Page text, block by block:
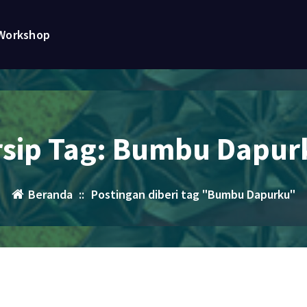
Tag: Bumbu
Beranda :: Postingan diberi tag "Bumbu Dapurku"